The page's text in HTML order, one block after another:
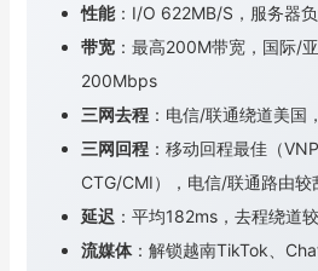
性能：I/O 622MB/S，服务器
带宽：最高200M带宽，国际/
200Mbps
三网去程：电信/联通绕道美国
三网回程：移动回程最佳（
CTG/CMI），电信/联通路由较
延迟 ：平均182ms，去程绕道
流媒体：解锁越南TikTok、